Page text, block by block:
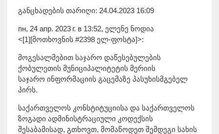
განცხადების თარიღი: 24.04.2023 16:09
пн, 24 апр. 2023 г. в 13:52, ელენე ნოდია
<[1][მოთხოვნის #2398 ელ-ფოსტა]>:
მოგესალმებით საჯარო დაწესებულების
ქობულეთის მუნიციპალიტეტის მერიის
საჯარო ინფორმაციის გაცემაზე პასუხისმგებელ
პირს.
საქართველოს კონსტიტუციისა და საქართველოს
ზოგადი ადმინისტრაციული კოდექსის
შესაბამისად, გთხოვთ, მომაწოდეთ შემდეგი სახის